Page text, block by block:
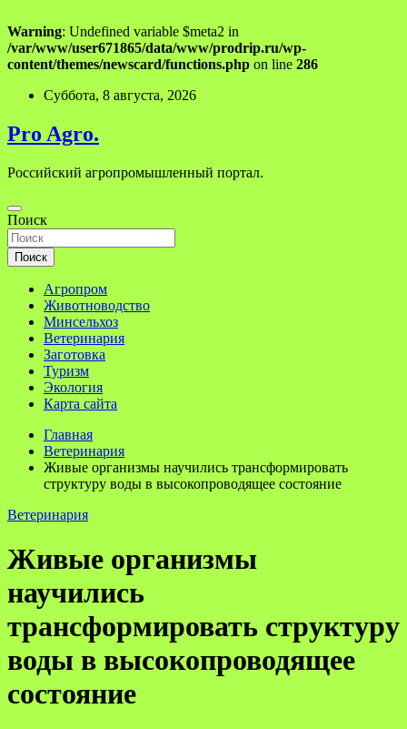
Warning: Undefined variable $meta2 in
/var/www/user671865/data/www/prodrip.ru/wp-
content/themes/newscard/functions.php on line 286
Перейти
содержимому
Суббота, 8 августа, 2026
Pro Agro.
Российский агропромышленный портал.
Поиск
Поиск
Агропром
Животноводство
Минсельхоз
Ветеринария
Заготовка
Туризм
Экология
Карта сайта
Главная
Ветеринария
Живые организмы научились трансформировать
структуру воды в высокопроводящее состояние
Ветеринария
Живые организмы
научились
трансформировать структуру
воды в высокопроводящее
состояние